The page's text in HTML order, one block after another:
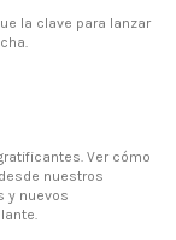
la clave para lanzar
Ver cómo
nuestros
y nuevos